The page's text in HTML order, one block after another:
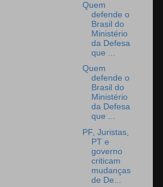
Quem
defende o
Brasil do
Ministério
da Defesa
que ...
Quem
defende o
Brasil do
Ministério
da Defesa
que ...
PF, Juristas,
PT e
governo
criticam
mudanças
de De...